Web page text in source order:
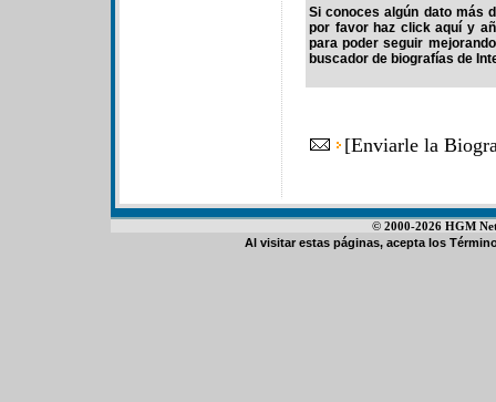
Si conoces algún dato más
por favor haz click aquí y
para poder seguir
buscador de biografías de
[Enviarle la
© 2000-2026 HGM
Al visitar estas páginas, acepta los